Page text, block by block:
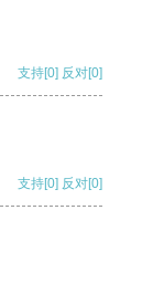
支持[0] 反对[0]
支持[0] 反对[0]